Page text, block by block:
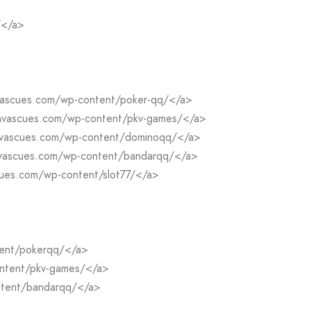
a>
wp-content/poker-qq/</a>
wp-content/pkv-games/</a>
wp-content/dominoqq/</a>
wp-content/bandarqq/</a>
wp-content/slot77/</a>
pokerqq/</a>
pkv-games/</a>
bandarqq/</a>